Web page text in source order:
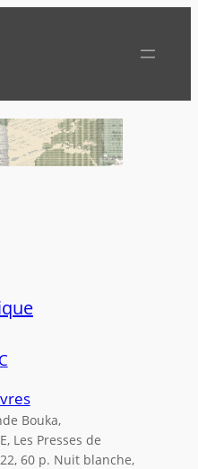
Bouka,
Les Presses de
60 p. Nuit blanche,